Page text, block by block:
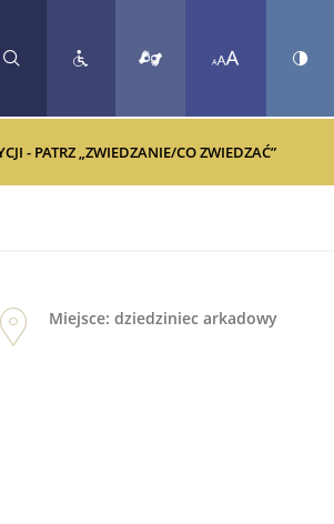
SZUKAJ
- PATRZ „ZWIEDZANIE/CO ZWIEDZAĆ”
Miejsce: dziedziniec arkadowy